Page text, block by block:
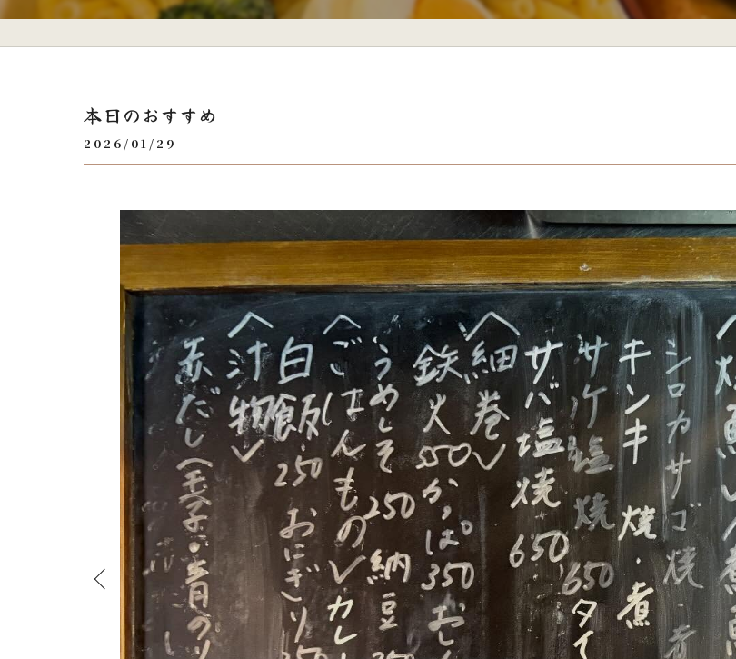
本日のおすすめ
2026/01/29